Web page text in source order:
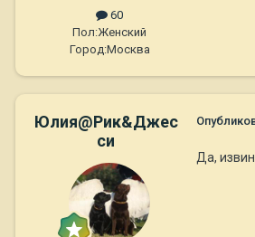
60
Пол:Женский
Город:Москва
Юлия@Рик&Джес
си
Да,